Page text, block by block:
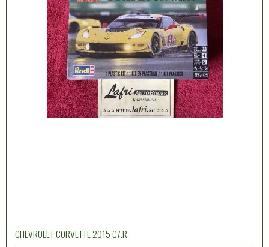
CHEVROLET CORVETTE 2015 C7.R